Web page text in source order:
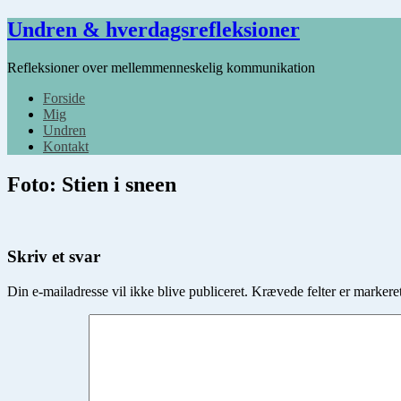
Undren & hverdagsrefleksioner
Refleksioner over mellemmenneskelig kommunikation
Forside
Mig
Undren
Kontakt
Foto: Stien i sneen
Skriv et svar
Din e-mailadresse vil ikke blive publiceret. Krævede felter er